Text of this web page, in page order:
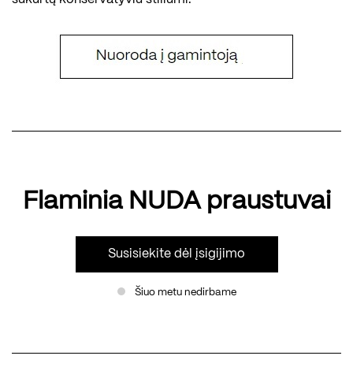
Flaminia NUDA praustuvai
Susisiekite dėl įsigijimo
Šiuo metu nedirbame